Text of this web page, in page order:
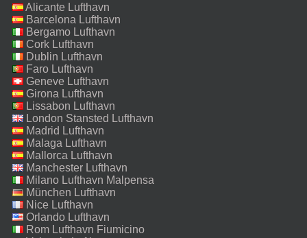
Alicante Lufthavn
Barcelona Lufthavn
Bergamo Lufthavn
Cork Lufthavn
Dublin Lufthavn
Faro Lufthavn
Geneve Lufthavn
Girona Lufthavn
Lissabon Lufthavn
London Stansted Lufthavn
Madrid Lufthavn
Malaga Lufthavn
Mallorca Lufthavn
Manchester Lufthavn
Milano Lufthavn Malpensa
München Lufthavn
Nice Lufthavn
Orlando Lufthavn
Rom Lufthavn Fiumicino